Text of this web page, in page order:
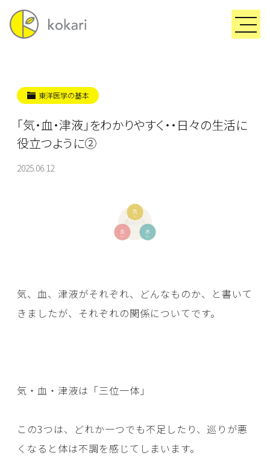
東洋医学の基本
「気・血・津液」をわかりやすく・・日々の生活に
役立つように②
2025.06.12
気、血、津液がそれぞれ、どんなものか、と書いて
きましたが、それぞれの関係についてです。
気・血・津液は「三位一体」
この3つは、どれか一つでも不足したり、巡りが悪
くなると体は不調を感じてしまいます。